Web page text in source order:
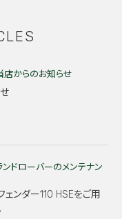
店からのお知らせ
ンドローバーのメンテナン
ンダー110 HSEをご用